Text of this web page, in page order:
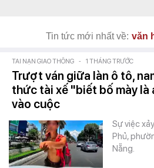
Tin tức mới nhất về: văn
TAI NẠN GIAO THÔNG - 1 THÁNG TRƯỚC
Trượt ván giữa làn ô tô,
thức tài xế "biết bố mày là
vào cuộc
Sự việc
Phủ,
Nẵng.